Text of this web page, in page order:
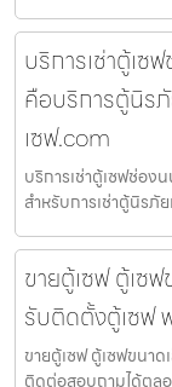
บริการเช่าตู้เซ
คือบริการตู้นิรภั
เซฟ.com
บริการเช่าตู้เซฟช่อง
สำหรับการเช่าตู้นิรภั
ขายตู้เซฟ ตู้เซ
รับติดตั้งตู้เซฟ
ขายตู้เซฟ ตู้เซฟขนา
ติดต่อสอบถามได้ตล